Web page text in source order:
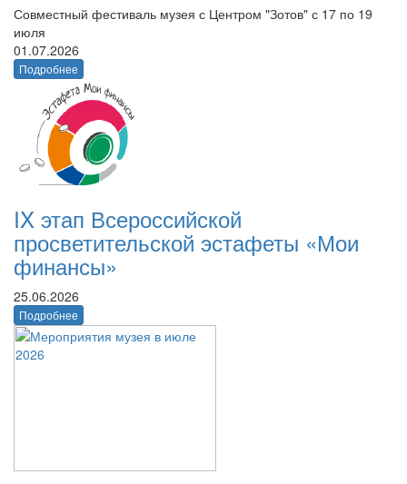
Совместный фестиваль музея с Центром "Зотов" с 17 по 19
июля
01.07.2026
Подробнее
IX этап Всероссийской
просветительской эстафеты «Мои
финансы»
25.06.2026
Подробнее